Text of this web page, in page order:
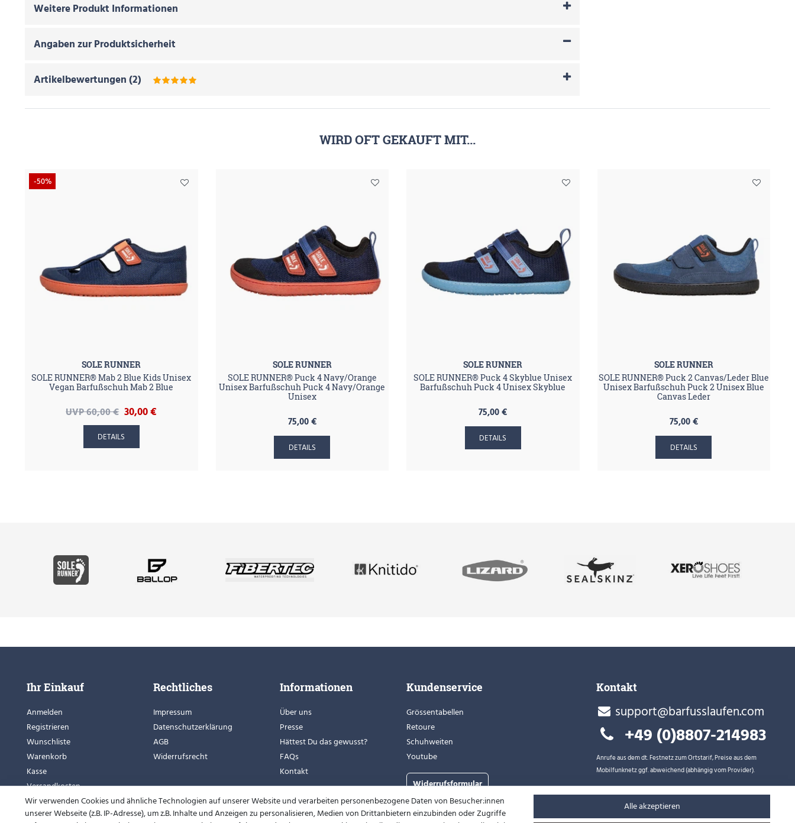
Weitere Produkt Informationen
Angaben zur Produktsicherheit
Artikelbewertungen(2)
WIRD OFT GEKAUFT MIT...
-50%
SOLE RUNNER
SOLE RUNNER® Mab 2 Blue Kids Unisex
Vegan Barfußschuh Mab 2 Blue
UVP 60,00 € 30,00 €
DETAILS
SOLE RUNNER
SOLE RUNNER® Puck 4 Navy/Orange
Unisex Barfußschuh Puck 4 Navy/Orange
Unisex
75,00 €
DETAILS
SOLE RUNNER
SOLE RUNNER® Puck 4 Skyblue Unisex
Barfußschuh Puck 4 Unisex Skyblue
75,00 €
DETAILS
SOLE RUNNER
SOLE RUNNER® Puck 2 Canvas/Leder Blue
Unisex Barfußschuh Puck 2 Unisex Blue
Canvas Leder
75,00 €
DETAILS
Ihr Einkauf
Anmelden
Registrieren
Wunschliste
Warenkorb
Kasse
Versandkosten
Zahlungsarten
Rechtliches
Impressum
Datenschutzerklärung
AGB
Widerrufsrecht
Informationen
Über uns
Presse
Hättest Du das gewusst?
FAQs
Kontakt
Kundenservice
Grössentabellen
Retoure
Schuhweiten
Youtube
Widerrufsformular
Kontakt
support@barfusslaufen.com
+49 (0)8807-214983
Anrufe aus dem dt. Festnetz zum Ortstarif, Preise aus dem
Mobilfunknetz ggf. abweichend (abhängig vom Provider).
Wir verwenden Cookies und ähnliche Technologien auf unserer Website und verarbeiten personenbezogene Daten von Besucher:innen
unserer Webseite (z.B. IP-Adresse), um z.B. Inhalte und Anzeigen zu personalisieren, Medien von Drittanbietern einzubinden oder Zugriffe
Alle akzeptieren